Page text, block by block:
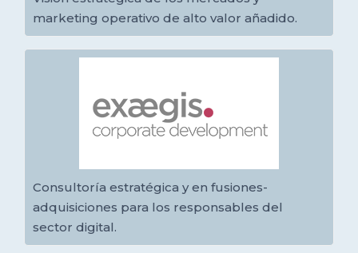
marketing operativo de alto valor añadido.
Consultoría estratégica y en fusiones-
adquisiciones para los responsables del
sector digital.